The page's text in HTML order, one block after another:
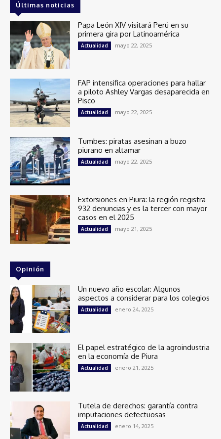
Últimas noticias
Papa León XIV visitará Perú en su
primera gira por Latinoamérica
Actualidad mayo 22, 2025
FAP intensifica operaciones para hallar
a piloto Ashley Vargas desaparecida en
Pisco
Actualidad mayo 22, 2025
Tumbes: piratas asesinan a buzo
piurano en altamar
Actualidad mayo 22, 2025
Extorsiones en Piura: la región registra
932 denuncias y es la tercer con mayor
casos en el 2025
Actualidad mayo 21, 2025
Opinión
Un nuevo año escolar: Algunos
aspectos a considerar para los colegios
Actualidad enero 24, 2025
El papel estratégico de la agroindustria
en la economía de Piura
Actualidad enero 21, 2025
Tutela de derechos: garantía contra
imputaciones defectuosas
Actualidad enero 14, 2025